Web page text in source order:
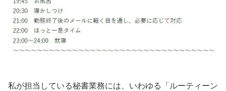
私が担当している秘書業務には、いわゆる「ルーティーン